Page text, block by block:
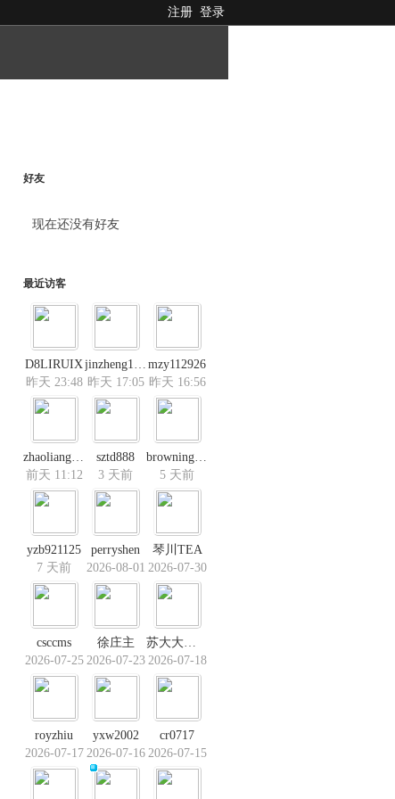
注册 登录
好友
现在还没有好友
最近访客
D8LIRUIX
昨天 23:48
jinzheng15888
昨天 17:05
mzy112926
昨天 16:56
zhaoliang1985
前天 11:12
sztd888
3 天前
browning123
5 天前
yzb921125
7 天前
perryshen
2026-08-01
琴川TEA
2026-07-30
csccms
2026-07-25
徐庄主
2026-07-23
苏大大大苏
2026-07-18
royzhiu
2026-07-17
yxw2002
2026-07-16
cr0717
2026-07-15